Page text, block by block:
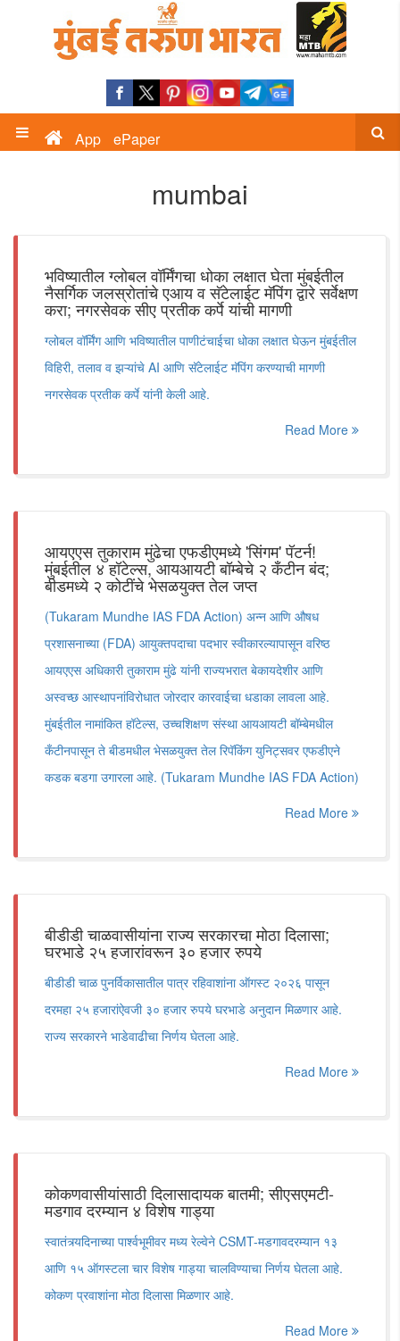
App ePaper
mumbai
भविष्यातील ग्लोबल वॉर्मिंगचा धोका लक्षात घेता मुंबईतील
नैसर्गिक जलस्रोतांचे एआय व सॅटेलाईट मॅपिंग द्वारे सर्वेक्षण
करा; नगरसेवक सीए प्रतीक कर्पे यांची मागणी
ग्लोबल वॉर्मिंग आणि भविष्यातील पाणीटंचाईचा धोका लक्षात घेऊन मुंबईतील
विहिरी, तलाव व झऱ्यांचे AI आणि सॅटेलाईट मॅपिंग करण्याची मागणी
नगरसेवक प्रतीक कर्पे यांनी केली आहे.
Read More
आयएएस तुकाराम मुंढेचा एफडीएमध्ये 'सिंगम' पॅटर्न!
मुंबईतील ४ हॉटेल्स, आयआयटी बॉम्बेचे २ कँटीन बंद;
बीडमध्ये २ कोटींचे भेसळयुक्त तेल जप्त
(Tukaram Mundhe IAS FDA Action) अन्न आणि औषध
प्रशासनाच्या (FDA) आयुक्तपदाचा पदभार स्वीकारल्यापासून वरिष्ठ
आयएएस अधिकारी तुकाराम मुंढे यांनी राज्यभरात बेकायदेशीर आणि
अस्वच्छ आस्थापनांविरोधात जोरदार कारवाईचा धडाका लावला आहे.
मुंबईतील नामांकित हॉटेल्स, उच्चशिक्षण संस्था आयआयटी बॉम्बेमधील
कँटीनपासून ते बीडमधील भेसळयुक्त तेल रिपॅकिंग युनिट्सवर एफडीएने
कडक बडगा उगारला आहे. (Tukaram Mundhe IAS FDA Action)
Read More
बीडीडी चाळवासीयांना राज्य सरकारचा मोठा दिलासा;
घरभाडे २५ हजारांवरून ३० हजार रुपये
बीडीडी चाळ पुनर्विकासातील पात्र रहिवाशांना ऑगस्ट २०२६ पासून
दरमहा २५ हजारांऐवजी ३० हजार रुपये घरभाडे अनुदान मिळणार आहे.
राज्य सरकारने भाडेवाढीचा निर्णय घेतला आहे.
Read More
कोकणवासीयांसाठी दिलासादायक बातमी; सीएसएमटी-
मडगाव दरम्यान ४ विशेष गाड्या
स्वातंत्र्यदिनाच्या पार्श्वभूमीवर मध्य रेल्वेने CSMT-मडगावदरम्यान १३
आणि १५ ऑगस्टला चार विशेष गाड्या चालविण्याचा निर्णय घेतला आहे.
कोकण प्रवाशांना मोठा दिलासा मिळणार आहे.
Read More